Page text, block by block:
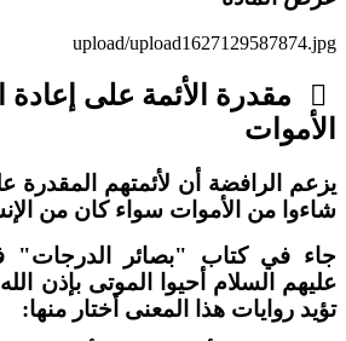
upload/
مقدرة الأئمة على إعادة
الرافضة أن لأئمتهم المقدرة
من الأموات سواء كان من
في كتاب "بصائر الدرجات"
السلام أحيوا الموتى بإذن
روايات هذا المعنى أختار منها: